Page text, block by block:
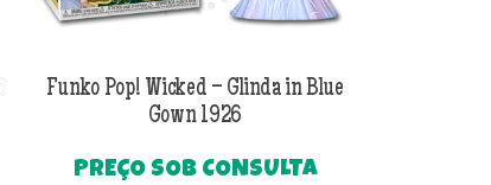
Funko Pop! Wicked – Glinda in Blue
Gown 1926
PREÇO SOB CONSULTA